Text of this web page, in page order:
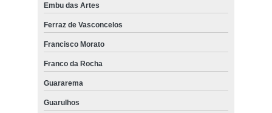
Embu das Artes
Ferraz de Vasconcelos
Francisco Morato
Franco da Rocha
Guararema
Guarulhos